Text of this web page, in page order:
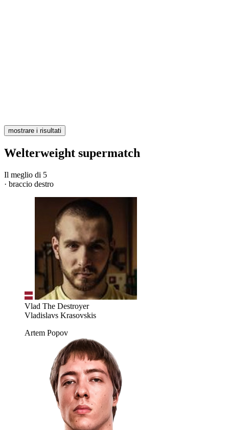
mostrare i risultati
Welterweight supermatch
Il meglio di 5
· braccio destro
Vlad The Destroyer
Vladislavs Krasovskis
Artem Popov